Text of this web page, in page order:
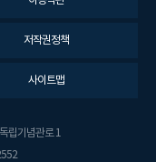
저작권정책
사이트맵
립기념관로 1